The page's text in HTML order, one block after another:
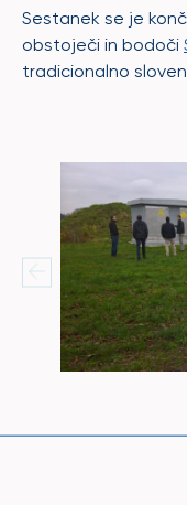
Sestanek se je
obstoječi in bodoči
tradicionalno